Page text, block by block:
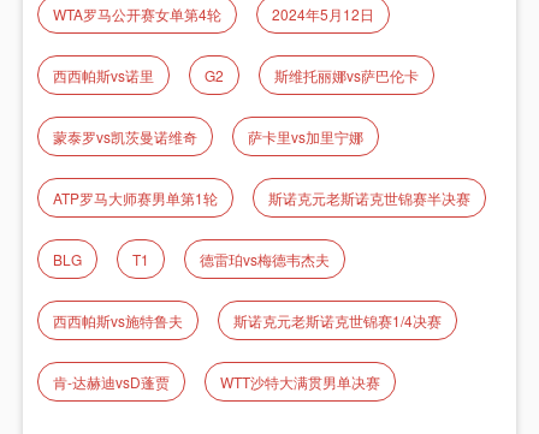
WTA罗马公开赛女单第4轮 2024年5月12日
西西帕斯vs诺里 G2 斯维托丽娜vs萨巴伦卡
蒙泰罗vs凯茨曼诺维奇 萨卡里vs加里宁娜
ATP罗马大师赛男单第1轮 斯诺克元老斯诺克世锦赛半决赛
BLG T1 德雷珀vs梅德韦杰夫
西西帕斯vs施特鲁夫 斯诺克元老斯诺克世锦赛1/4决赛
肯-达赫迪vsD蓬贾 WTT沙特大满贯男单决赛